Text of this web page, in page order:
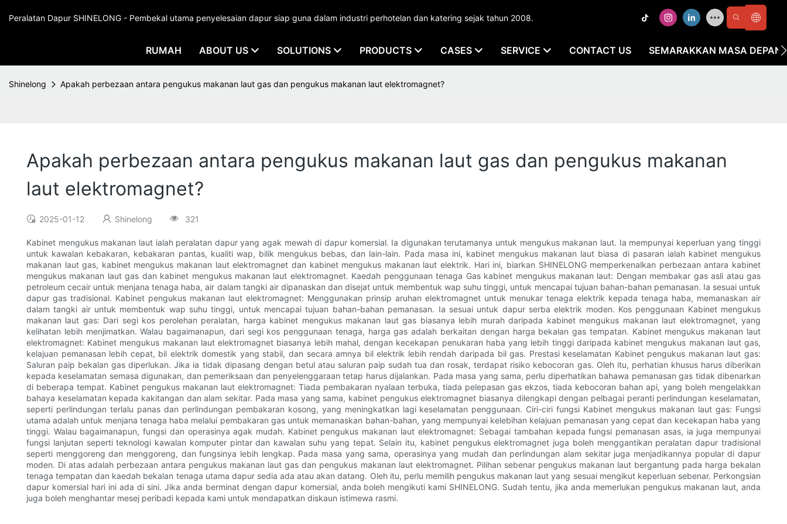
Peralatan Dapur SHINELONG - Pembekal utama penyelesaian dapur siap guna dalam industri perhotelan dan katering sejak tahun 2008.
RUMAH ABOUT US SOLUTIONS PRODUCTS CASES SERVICE CONTACT US SEMARAKKAN MASA DEPAN
Shinelong Apakah perbezaan antara pengukus makanan laut gas dan pengukus makanan laut elektromagnet?
Apakah perbezaan antara pengukus makanan laut gas dan pengukus makanan
laut elektromagnet?
2025-01-12 Shinelong 321
Kabinet mengukus makanan laut ialah peralatan dapur yang agak mewah di dapur komersial. Ia digunakan terutamanya untuk mengukus makanan laut. Ia mempunyai keperluan yang tinggi
untuk kawalan kebakaran, kebakaran pantas, kualiti wap, bilik mengukus bebas, dan lain-lain. Pada masa ini, kabinet mengukus makanan laut biasa di pasaran ialah kabinet mengukus
makanan laut gas, kabinet mengukus makanan laut elektromagnet dan kabinet mengukus makanan laut elektrik. Hari ini, biarkan SHINELONG memperkenalkan perbezaan antara kabinet
mengukus makanan laut gas dan kabinet mengukus makanan laut elektromagnet. Kaedah penggunaan tenaga Gas kabinet mengukus makanan laut: Dengan membakar gas asli atau gas
petroleum cecair untuk menjana tenaga haba, air dalam tangki air dipanaskan dan disejat untuk membentuk wap suhu tinggi, untuk mencapai tujuan bahan-bahan pemanasan. Ia sesuai untuk
dapur gas tradisional. Kabinet pengukus makanan laut elektromagnet: Menggunakan prinsip aruhan elektromagnet untuk menukar tenaga elektrik kepada tenaga haba, memanaskan air
dalam tangki air untuk membentuk wap suhu tinggi, untuk mencapai tujuan bahan-bahan pemanasan. Ia sesuai untuk dapur serba elektrik moden. Kos penggunaan Kabinet mengukus
makanan laut gas: Dari segi kos perolehan peralatan, harga kabinet mengukus makanan laut gas biasanya lebih murah daripada kabinet mengukus makanan laut elektromagnet, yang
kelihatan lebih menjimatkan. Walau bagaimanapun, dari segi kos penggunaan tenaga, harga gas adalah berkaitan dengan harga bekalan gas tempatan. Kabinet mengukus makanan laut
elektromagnet: Kabinet mengukus makanan laut elektromagnet biasanya lebih mahal, dengan kecekapan penukaran haba yang lebih tinggi daripada kabinet mengukus makanan laut gas,
kelajuan pemanasan lebih cepat, bil elektrik domestik yang stabil, dan secara amnya bil elektrik lebih rendah daripada bil gas. Prestasi keselamatan Kabinet pengukus makanan laut gas:
Saluran paip bekalan gas diperlukan. Jika ia tidak dipasang dengan betul atau saluran paip sudah tua dan rosak, terdapat risiko kebocoran gas. Oleh itu, perhatian khusus harus diberikan
kepada keselamatan semasa digunakan, dan pemeriksaan dan penyelenggaraan tetap harus dijalankan. Pada masa yang sama, perlu diperhatikan bahawa pemanasan gas tidak dibenarkan
di beberapa tempat. Kabinet pengukus makanan laut elektromagnet: Tiada pembakaran nyalaan terbuka, tiada pelepasan gas ekzos, tiada kebocoran bahan api, yang boleh mengelakkan
bahaya keselamatan kepada kakitangan dan alam sekitar. Pada masa yang sama, kabinet pengukus elektromagnet biasanya dilengkapi dengan pelbagai peranti perlindungan keselamatan,
seperti perlindungan terlalu panas dan perlindungan pembakaran kosong, yang meningkatkan lagi keselamatan penggunaan. Ciri-ciri fungsi Kabinet mengukus makanan laut gas: Fungsi
utama adalah untuk menjana tenaga haba melalui pembakaran gas untuk memanaskan bahan-bahan, yang mempunyai kelebihan kelajuan pemanasan yang cepat dan kecekapan haba yang
tinggi. Walau bagaimanapun, fungsi dan operasinya agak mudah. Kabinet pengukus makanan laut elektromagnet: Sebagai tambahan kepada fungsi pemanasan asas, ia juga mempunyai
fungsi lanjutan seperti teknologi kawalan komputer pintar dan kawalan suhu yang tepat. Selain itu, kabinet pengukus elektromagnet juga boleh menggantikan peralatan dapur tradisional
seperti menggoreng dan menggoreng, dan fungsinya lebih lengkap. Pada masa yang sama, operasinya yang mudah dan perlindungan alam sekitar juga menjadikannya popular di dapur
moden. Di atas adalah perbezaan antara pengukus makanan laut gas dan pengukus makanan laut elektromagnet. Pilihan sebenar pengukus makanan laut bergantung pada harga bekalan
tenaga tempatan dan kaedah bekalan tenaga utama dapur sedia ada atau akan datang. Oleh itu, perlu memilih pengukus makanan laut yang sesuai mengikut keperluan sebenar. Perkongsian
dapur komersial hari ini ada di sini. Jika anda berminat dengan dapur komersial, anda boleh mengikuti kami SHINELONG. Sudah tentu, jika anda memerlukan pengukus makanan laut, anda
juga boleh menghantar mesej peribadi kepada kami untuk mendapatkan diskaun istimewa rasmi.